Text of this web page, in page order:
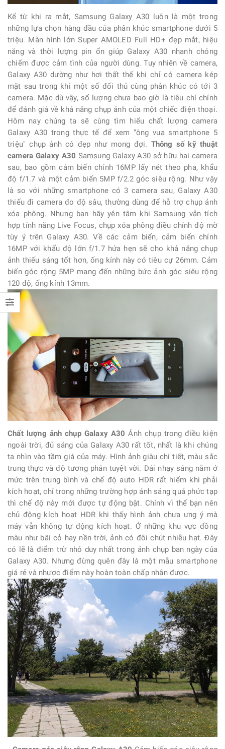
Kể từ khi ra mắt, Samsung Galaxy A30 luôn là một trong
những lựa chọn hàng đầu của phân khúc smartphone dưới 5
triệu. Màn hình lớn Super AMOLED Full HD+ đẹp mắt, hiệu
năng và thời lượng pin ổn giúp Galaxy A30 nhanh chóng
chiếm được cảm tình của người dùng. Tuy nhiên về camera,
Galaxy A30 dường như hơi thất thế khi chỉ có camera kép
mặt sau trong khi một số đối thủ cùng phân khúc có tới 3
camera. Mặc dù vậy, số lượng chưa bao giờ là tiêu chí chính
để đánh giá về khả năng chụp ảnh của một chiếc điện thoại.
Hôm nay chúng ta sẽ cùng tìm hiểu chất lượng camera
Galaxy A30 trong thực tế để xem "ông vua smartphone 5
triệu" chụp ảnh có đẹp như mong đợi. Thông số kỹ thuật
camera Galaxy A30 Samsung Galaxy A30sở hữu hai camera
sau, bao gồm cảm biến chính 16MP lấy nét theo pha, khẩu
độ f/1.7 và một cảm biến 5MP f/2.2 góc siêu rộng. Như vậy
là so với những smartphone có 3 camera sau, Galaxy A30
thiếu đi camera đo độ sâu, thường dùng để hỗ trợ chụp ảnh
xóa phông. Nhưng bạn hãy yên tâm khi Samsung vẫn tích
hợp tính năng Live Focus, chụp xóa phông điều chỉnh độ mờ
tùy ý trên Galaxy A30. Về các cảm biến, cảm biến chính
16MP với khẩu độ lớn f/1.7 hứa hẹn sẽ cho khả năng chụp
ảnh thiếu sáng tốt hơn, ống kính này có tiêu cự 26mm. Cảm
biến góc rộng 5MP mang đến những bức ảnh góc siêu rộng
120 độ, ống kính 13mm.
Chất lượng ảnh chụp Galaxy A30 Ảnh chụp trong điều kiện
ngoài trời, đủ sáng của Galaxy A30 rất tốt, nhất là khi chúng
ta nhìn vào tầm giá của máy. Hình ảnh giàu chi tiết, màu sắc
trung thực và độ tương phản tuyệt vời. Dải nhạy sáng nằm ở
mức trên trung bình và chế độ auto HDR rất hiếm khi phải
kích hoạt, chỉ trong những trường hợp ánh sáng quá phức tạp
thì chế độ này mới được tự động bật. Chính vì thế bạn nên
chủ động kích hoạt HDR khi thấy hình ảnh chưa ưng ý mà
máy vẫn không tự động kích hoạt. Ở những khu vực đồng
màu như bãi cỏ hay nền trời, ảnh có đôi chút nhiễu hạt. Đây
có lẽ là điểm trừ nhỏ duy nhất trong ảnh chụp ban ngày của
Galaxy A30. Nhưng đừng quên đây là một mẫu smartphone
giá rẻ và nhược điểm này hoàn toàn chấp nhận được.